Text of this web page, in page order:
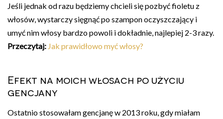
Jeśli jednak od razu będziemy chcieli się pozbyć fioletu z
włosów, wystarczy sięgnąć po szampon oczyszczający i
umyć nim włosy bardzo powoli i dokładnie, najlepiej 2-3 razy.
Przeczytaj: Jak prawidłowo myć włosy?
Efekt na moich włosach po użyciu
gencjany
Ostatnio stosowałam gencjanę w 2013 roku, gdy miałam